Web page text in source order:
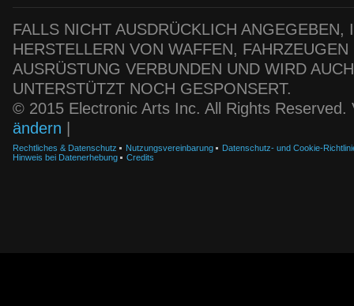
FALLS NICHT AUSDRÜCKLICH
HERSTELLERN VON WAFFEN,
AUSRÜSTUNG VERBUNDEN UND WIRD
UNTERSTÜTZT NOCH GESPONSERT.
© 2015 Electronic Arts Inc. All Rights
ändern
Rechtliches & Datenschutz Nutzungsvereinbarung
Datenschutz- und Cookie-
Hinweis bei Datenerhebung
Credits